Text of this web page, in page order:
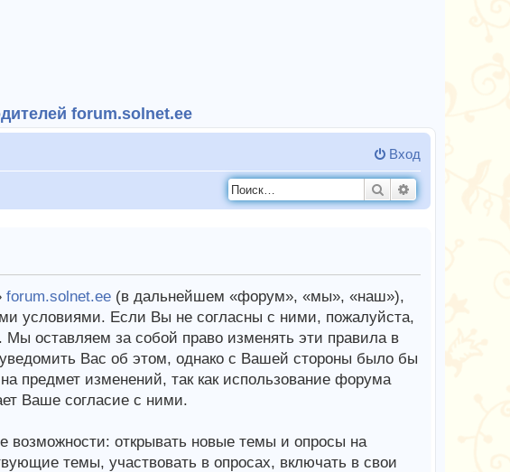
forum.solnet.ee
Вход
Поиск
forum.solnet.ee(в дальнейшем «форум», «мы», «наш»),
условиями. Если Вы не согласны с ними, пожалуйста,
оставляем за собой право изменять эти правила в
Вас об этом, однако с Вашей стороны было бы
предмет изменений, так как использование форума
Ваше согласие с ними.
открывать новые темы и опросы на
темы, участвовать в опросах, включать в свои